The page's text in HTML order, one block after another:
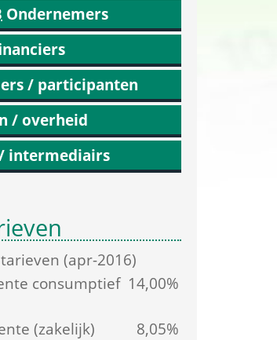
Ondernemers
/ participanten
/ overheid
intermediairs
(apr-2016)
consumptief 14,00%
(zakelijk)
8,05%